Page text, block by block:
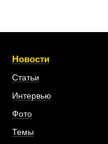
Новости
Статьи
Интервью
Фото
Темы